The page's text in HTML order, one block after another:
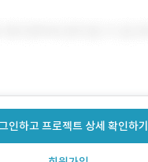
인하고 프로젝트 상세 확인하기